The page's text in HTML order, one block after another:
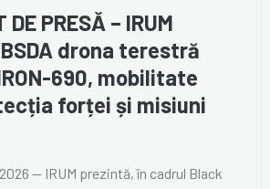
DE PRESĂ – IRUM
drona terestră
690, mobilitate
forței și misiuni
— IRUM prezintă, în cadrul Black